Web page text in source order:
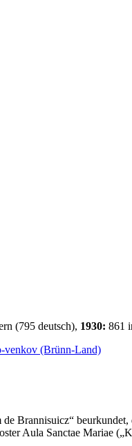
(795 deutsch), 1930: 861
venkov (Brünn-Land)
de Brannisuicz“
Aula Sanctae Mariae